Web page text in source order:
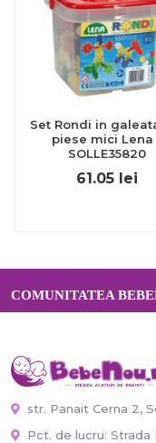
Set Rondi in galeata
piese mici Lena -
SOLLE35820
61.05 lei
COMUNITATEA
str. Panait Cerna 2,
Pct. de lucru: Strada